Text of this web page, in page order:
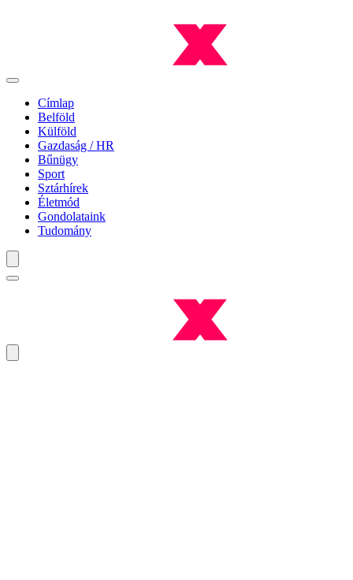
Címlap
Belföld
Külföld
Gazdaság / HR
Bűnügy
Sport
Sztárhírek
Életmód
Gondolataink
Tudomány